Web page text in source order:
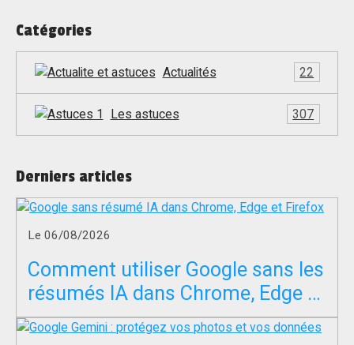
Catégories
Actualités 22
Les astuces 307
Derniers articles
Le 06/08/2026
Comment utiliser Google sans les
résumés IA dans Chrome, Edge et
Firefox ?